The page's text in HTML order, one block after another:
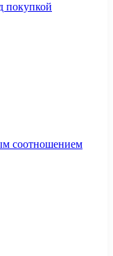
покупкой
соотношением